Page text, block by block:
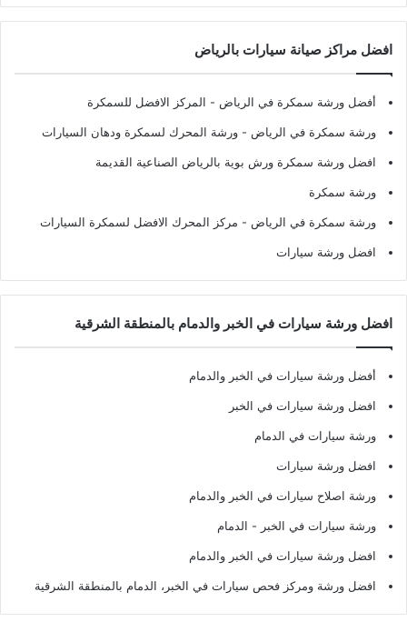
افضل مراكز صيانة سيارات بالرياض
أفضل ورشة سمكرة في الرياض - المركز الافضل للسمكرة
ورشة سمكرة في الرياض - ورشة المحرك لسمكرة ودهان السيارات
افضل ورشة سمكرة ورش بوية بالرياض الصناعية القديمة
ورشة سمكرة
ورشة سمكرة في الرياض - مركز المحرك الافضل لسمكرة السيارات
افضل ورشة سيارات
افضل ورشة سيارات في الخبر والدمام بالمنطقة الشرقية
أفضل ورشة سيارات في الخبر والدمام
افضل ورشة سيارات في الخبر
ورشة سيارات في الدمام
افضل ورشة سيارات
ورشة اصلاح سيارات في الخبر والدمام
ورشة سيارات في الخبر - الدمام
افضل ورشة سيارات في الخبر والدمام
افضل ورشة ومركز فحص سيارات في الخبر، الدمام بالمنطقة الشرقية